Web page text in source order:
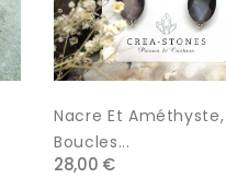
Nacre Et Améthyste,
Boucles...
28,00 €